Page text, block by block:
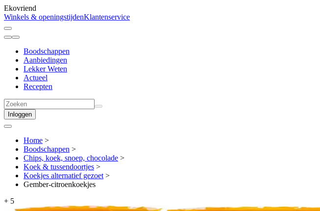
Ekovriend
Winkels & openingstijdenKlantenservice
Boodschappen
Aanbiedingen
Lekker Weten
Actueel
Recepten
Inloggen
Home >
Boodschappen >
Chips, koek, snoep, chocolade >
Koek & tussendoortjes >
Koekjes alternatief gezoet >
Gember-citroenkoekjes
+ 5